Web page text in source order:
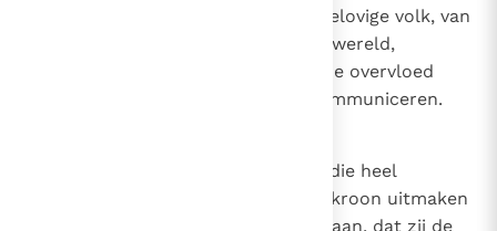
van de priester zelf als van het gelovige volk, van
de gehele Kerk en van de gehele wereld,
genaden, die men niet in diezelfde overvloed
ontvangt door alleen maar te communiceren.
Daarom sporen wij de priesters, die heel
bijzonder onze vreugde en onze kroon uitmaken
in de Heer, vaderlijk en dringend aan, dat zij de